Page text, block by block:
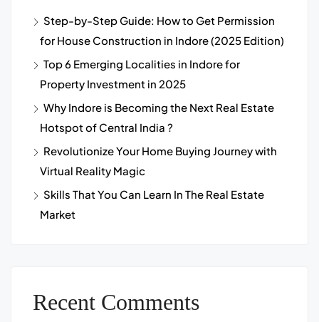
Step-by-Step Guide: How to Get Permission
for House Construction in Indore (2025 Edition)
Top 6 Emerging Localities in Indore for
Property Investment in 2025
Why Indore is Becoming the Next Real Estate
Hotspot of Central India ?
Revolutionize Your Home Buying Journey with
Virtual Reality Magic
Skills That You Can Learn In The Real Estate
Market
Recent Comments